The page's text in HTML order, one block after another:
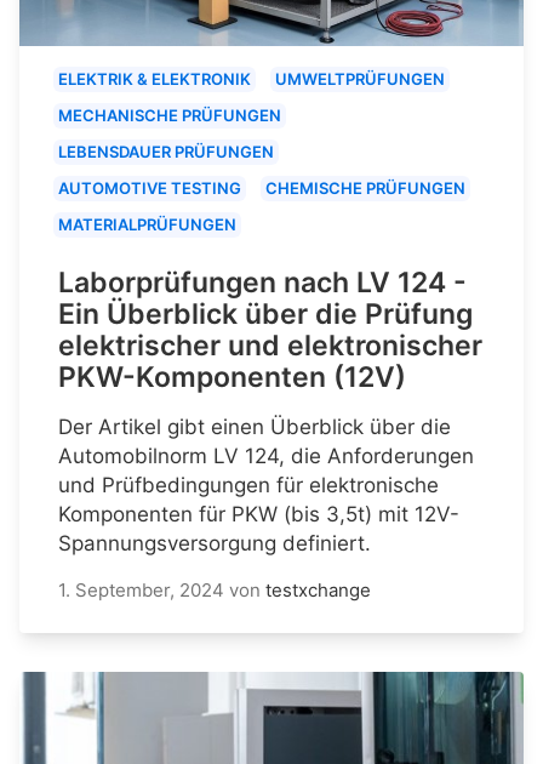
ELEKTRIK & ELEKTRONIK
UMWELTPRÜFUNGEN
MECHANISCHE PRÜFUNGEN
LEBENSDAUER PRÜFUNGEN
AUTOMOTIVE TESTING
CHEMISCHE PRÜFUNGEN
MATERIALPRÜFUNGEN
Laborprüfungen nach LV 124 -
Ein Überblick über die Prüfung
elektrischer und elektronischer
PKW-Komponenten (12V)
Der Artikel gibt einen Überblick über die
Automobilnorm LV 124, die Anforderungen
und Prüfbedingungen für elektronische
Komponenten für PKW (bis 3,5t) mit 12V-
Spannungsversorgung definiert.
1. September, 2024 von testxchange